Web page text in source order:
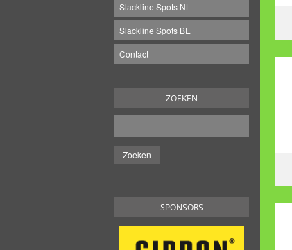
Slackline Spots NL
Slackline Spots BE
Contact
ZOEKEN
SPONSORS